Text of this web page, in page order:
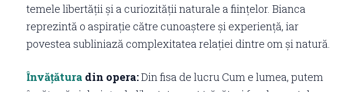
temele libertății și a curiozității naturale a ființelor. Bianca
reprezintă o aspirație către cunoaștere și experiență, iar
povestea subliniază complexitatea relației dintre om și natură.
Învățătura din opera:Din fisa de lucru Cum e lumea, putem